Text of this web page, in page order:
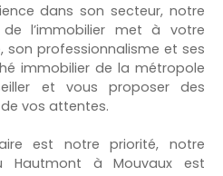
dans son secteur, notre
l’immobilier met à votre
son professionnalisme et ses
immobilier de la métropole
et vous proposer des
vos attentes.
est notre priorité, notre
Hautmont à Mouvaux est